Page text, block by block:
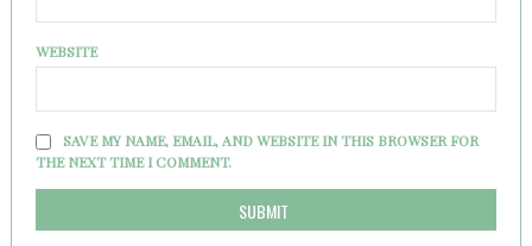
WEBSITE
SAVE MY NAME, EMAIL, AND WEBSITE IN THIS BROWSER FOR
THE NEXT TIME I COMMENT.